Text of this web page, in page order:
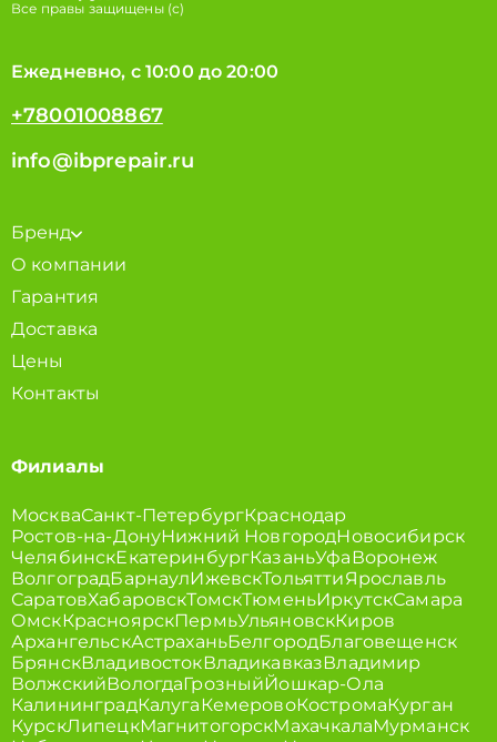
Все правы защищены (с)
Ежедневно, с 10:00 до 20:00
+78001008867
info@ibprepair.ru
Бренд
О компании
Гарантия
Доставка
Цены
Контакты
Филиалы
МоскваСанкт-ПетербургКраснодар
Ростов-на-ДонуНижний НовгородНовосибирск
ЧелябинскЕкатеринбургКазаньУфаВоронеж
ВолгоградБарнаулИжевскТольяттиЯрославль
СаратовХабаровскТомскТюменьИркутскСамара
ОмскКрасноярскПермьУльяновскКиров
АрхангельскАстраханьБелгородБлаговещенск
БрянскВладивостокВладикавказВладимир
ВолжскийВологдаГрозныйЙошкар-Ола
КалининградКалугаКемеровоКостромаКурган
КурскЛипецкМагнитогорскМахачкалаМурманск